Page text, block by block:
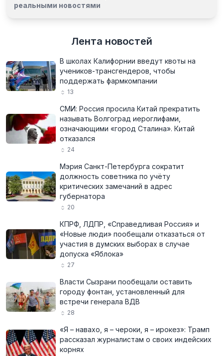
реальными новостями
Лента новостей
В школах Калифорнии введут квоты на
учеников-трансгендеров, чтобы
поддержать фармкомпании
13
СМИ: Россия просила Китай прекратить
называть Волгоград иероглифами,
означающими «город Сталина». Китай
отказался
24
Мэрия Санкт-Петербурга сократит
должность советника по учёту
критических замечаний в адрес
губернатора
20
КПРФ, ЛДПР, «Справедливая Россия» и
«Новые люди» пообещали отказаться от
участия в думских выборах в случае
допуска «Яблока»
27
Власти Сызрани пообещали оставить
городу фонтан, установленный для
встречи генерала ВДВ
28
«Я – навахо, я – чероки, я – ирокез»: Трамп
рассказал журналистам о своих индейских
корнях